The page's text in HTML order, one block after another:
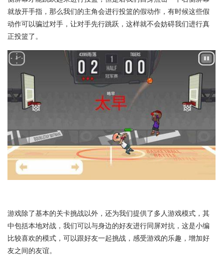
就放开手指，那么我们的主角会进行投篮的假动作，有时候这些假
动作可以骗过对手，让对手先行跳跃，这样就不会妨碍我们进行真
正投篮了。
游戏除了基本的关卡挑战以外，还为我们提供了多人游戏模式，其
中包括本地对战，我们可以与身边的好友进行同屏对抗，这是小编
比较喜欢的模式，可以跟好友一起挑战，感受游戏的乐趣，增加好
友之间的友谊。